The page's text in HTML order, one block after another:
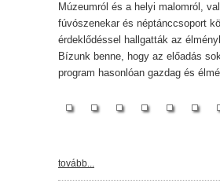
Múzeumról és a helyi malomról,
fúvószenekar és néptánccsoport
érdeklődéssel hallgatták az
Bízunk benne, hogy az előadás
program hasonlóan gazdag és
tovább...